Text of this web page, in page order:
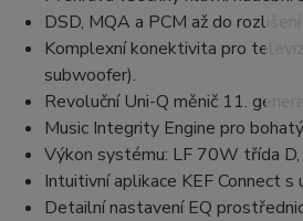
DSD, MQA a PCM až do
Komplexní konektivita pro
subwoofer).
Revoluční Uni-Q měnič 11.
Music Integrity Engine pro
Výkon systému: LF 70W třída
Intuitivní aplikace KEF Connect
Detailní nastavení EQ